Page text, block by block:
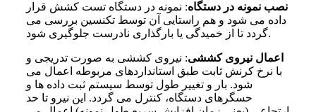
نصب نمونه در دستگاه: نمونه در دستگاه تست کشش قرار
داده می شود و هم راستایی آن توسط تکنسین بررسی می
گردد تا از خمیدگی یا بارگذاری نادرست جلوگیری شود.
اعمال نیروی کششی: نیروی کششی به صورت تدریجی و
با نرخ کرنش ثابت طبق استانداردهای مربوطه اعمال می
شود. بار و تغییر طول توسط سیستم ثبت داده ها و
حسگرهای دستگاه، کنترل می گردد. این نیرو تا حد